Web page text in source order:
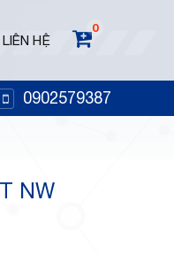
LIÊN HỆ
0
0902579387
NW